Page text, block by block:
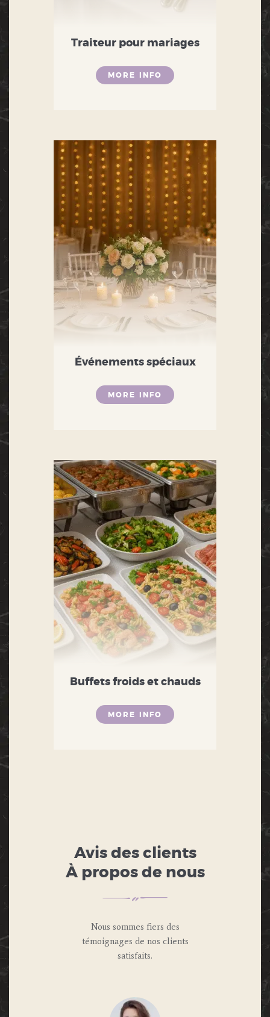
Traiteur pour mariages
MORE INFO
Événements spéciaux
MORE INFO
Buffets froids et chauds
MORE INFO
Avis des clients
À propos de nous
Nous sommes fiers des
témoignages de nos clients
satisfaits.